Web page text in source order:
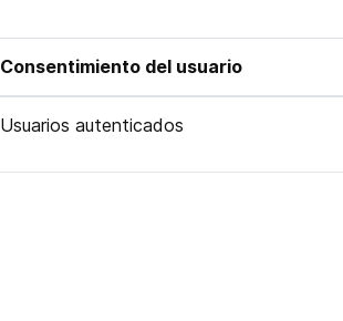
Consentimiento del usuario
Usuarios autenticados